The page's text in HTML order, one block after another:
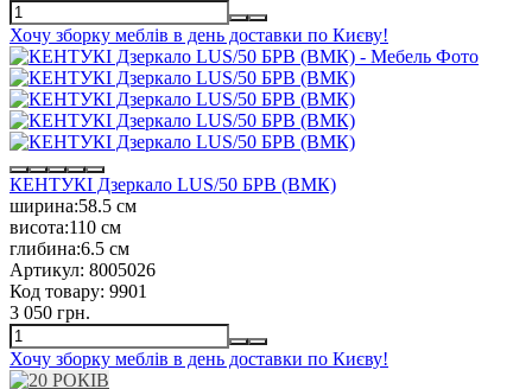
Хочу зборку меблів в день доставки по Києву!
КЕНТУКІ Дзеркало LUS/50 БРВ (ВМК)
ширина:58.5 см
висота:110 см
глибина:6.5 см
Артикул: 8005026
Код товару: 9901
3 050 грн.
Хочу зборку меблів в день доставки по Києву!